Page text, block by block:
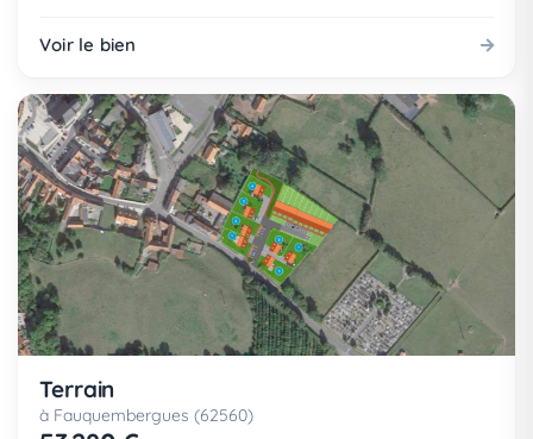
Voir le bien
Terrain
à Fauquembergues (62560)